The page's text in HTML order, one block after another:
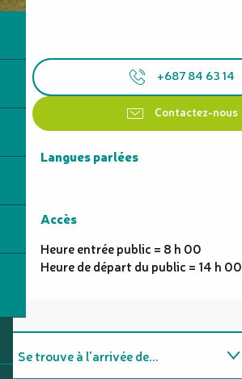
+687 84 63 14
Contactez-nous
Langues parlées
Langues parlées
Accès
Accès
Heure entrée public = 8 h 00
Heure de départ du public = 14 h 00
Se trouve à l'arrivée de...